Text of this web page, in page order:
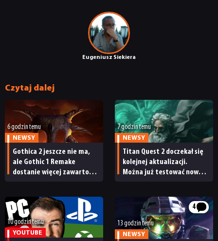
Eugeniusz Siekiera
Czytaj dalej
6 godzin temu
NEWSY
Gothica 2 jeszcze nie ma,
ale Gothic 1 Remake
dostanie więcej zawartości.
7 godzin temu
NEWSY
Titan Quest 2 doczekał się
kolejnej aktualizacji.
Można już testować nową
10 godzin temu
YOUTUBE
4
13 godzin temu
NEWSY